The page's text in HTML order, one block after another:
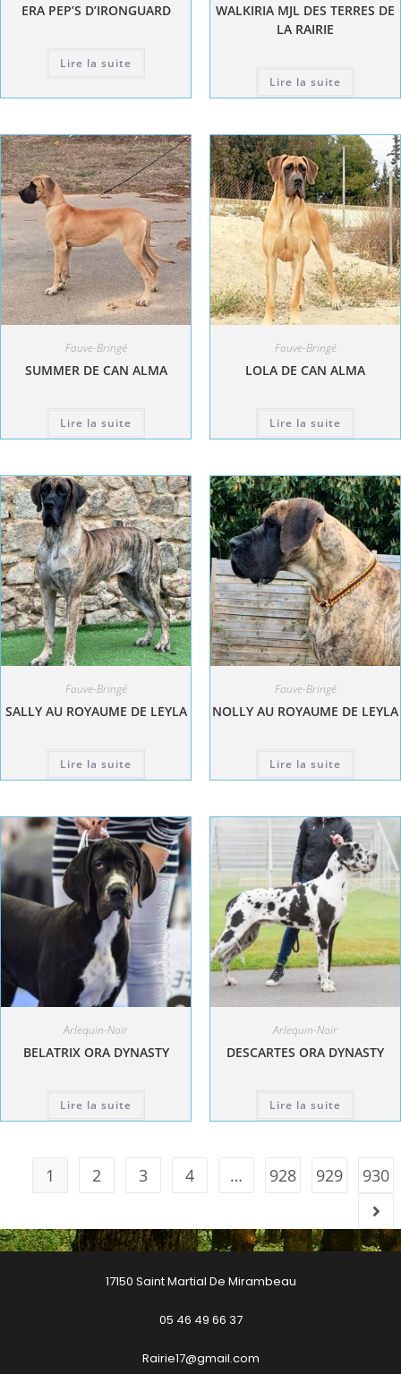
ERA PEP’S D’IRONGUARD
Lire la suite
WALKIRIA MJL DES TERRES DE
LA RAIRIE
Lire la suite
Fauve-Bringé
SUMMER DE CAN ALMA
Lire la suite
Fauve-Bringé
LOLA DE CAN ALMA
Lire la suite
Fauve-Bringé
SALLY AU ROYAUME DE LEYLA
Lire la suite
Fauve-Bringé
NOLLY AU ROYAUME DE LEYLA
Lire la suite
Arlequin-Noir
BELATRIX ORA DYNASTY
Lire la suite
Arlequin-Noir
DESCARTES ORA DYNASTY
Lire la suite
1 2 3 4 … 928 929 930
17150 Saint Martial De Mirambeau
05 46 49 66 37
Rairie17@gmail.com